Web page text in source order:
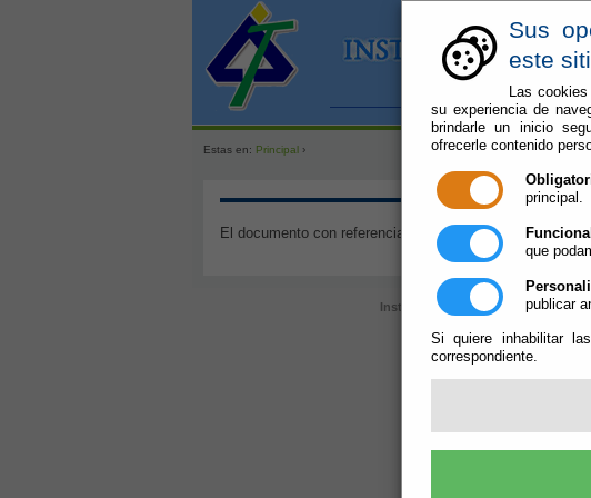
Sus
este
Las
su experiencia de
brindarle un inicio
ofrecerle contenido
principal.
que
publicar
Si quiere inhabilitar
correspondiente.
Estas en: Principal›
El documento con referencia mapa_webno existe.
Instituto Almeriense de Tutela (CIF: